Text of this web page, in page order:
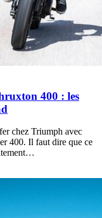
400 : les
chez Triumph avec
400. Il faut dire que ce